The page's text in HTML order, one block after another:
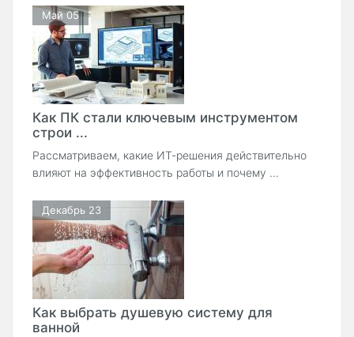
Май 05
Как ПК стали ключевым инструментом
строи ...
Рассматриваем, какие ИТ-решения действительно
влияют на эффективность работы и почему ...
Декабрь 23
Как выбрать душевую систему для
ванной